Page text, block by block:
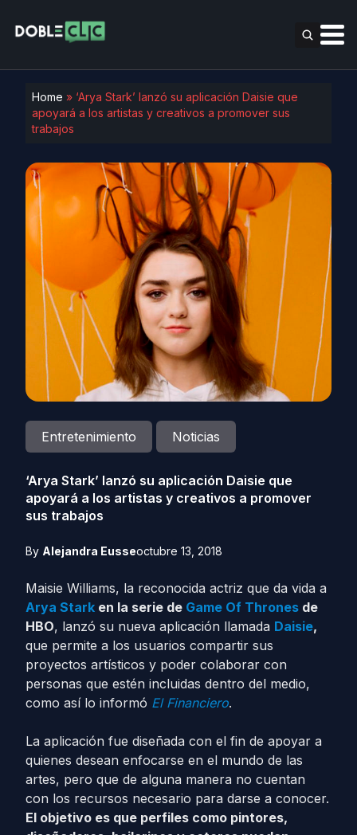
Home » ‘Arya Stark’ lanzó su aplicación Daisie que
apoyará a los artistas y creativos a promover sus
trabajos
Entretenimiento Noticias
‘Arya Stark’ lanzó su aplicación Daisie que
apoyará a los artistas y creativos a promover
sus trabajos
By Alejandra Eusseoctubre 13, 2018
Maisie Williams, la reconocida actriz que da vida a
Arya Stark en la serie de Game Of Thrones de
HBO, lanzó su nueva aplicación llamada Daisie,
que permite a los usuarios compartir sus
proyectos artísticos y poder colaborar con
personas que estén incluidas dentro del medio,
como así lo informó El Financiero.
La aplicación fue diseñada con el fin de apoyar a
quienes desean enfocarse en el mundo de las
artes, pero que de alguna manera no cuentan
con los recursos necesario para darse a conocer.
El objetivo es que perfiles como pintores,